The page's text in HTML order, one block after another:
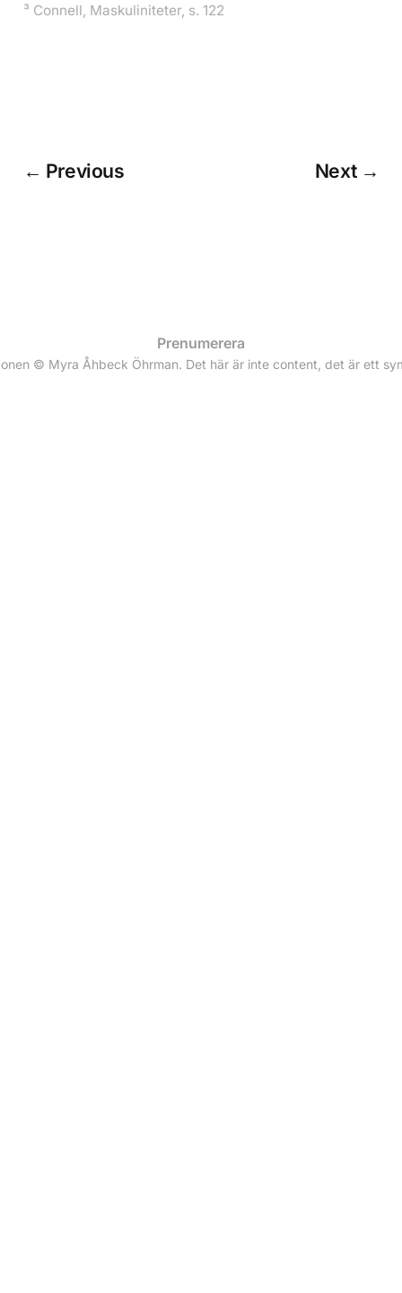
³ Connell, Maskuliniteter, s. 122
← Previous Next →
Prenumerera
© Myra Åhbeck Öhrman. Det här är inte content, det är ett